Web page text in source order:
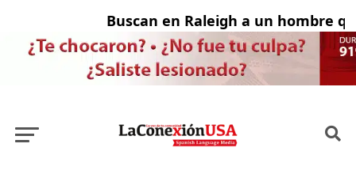
Buscan en Raleigh a un hombre